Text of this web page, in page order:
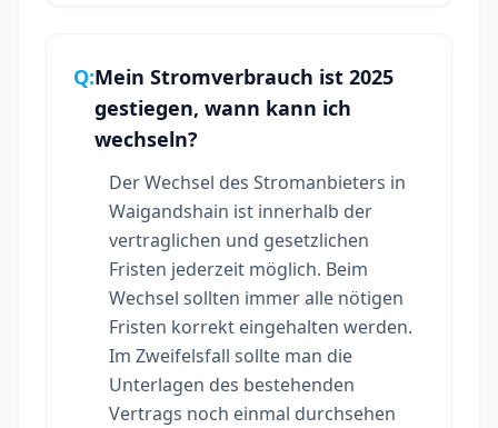
Q:Mein Stromverbrauch ist 2025
gestiegen, wann kann ich
wechseln?
Der Wechsel des Stromanbieters in
Waigandshain ist innerhalb der
vertraglichen und gesetzlichen
Fristen jederzeit möglich. Beim
Wechsel sollten immer alle nötigen
Fristen korrekt eingehalten werden.
Im Zweifelsfall sollte man die
Unterlagen des bestehenden
Vertrags noch einmal durchsehen